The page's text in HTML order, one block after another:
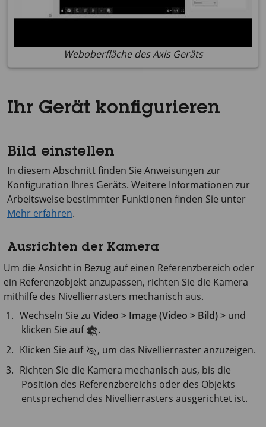
Weboberfläche des Axis Geräts
Ihr Gerät konfigurieren
Bild einstellen
In diesem Abschnitt finden Sie Anweisungen zur
Konfiguration Ihres Geräts. Weitere Informationen zur
Arbeitsweise bestimmter Funktionen finden Sie unter
Mehr erfahren.
Ausrichten der Kamera
Um die Ansicht in Bezug auf einen Referenzbereich oder
ein Referenzobjekt anzupassen, richten Sie die Kamera
mithilfe des Nivellierrasters mechanisch aus.
Wechseln Sie zuVideo > Image (Video > Bild) > und
klicken Sie auf
.
Klicken Sie auf
, um das Nivellierraster anzuzeigen.
Richten Sie die Kamera mechanisch aus, bis die
Position des Referenzbereichs oder des Objekts
entsprechend des Nivellierrasters ausgerichtet ist.